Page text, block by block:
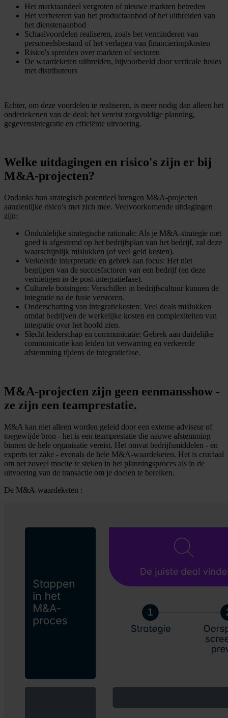
Het marktaandeel vergroten of nieuwe markten betreden
Het verbeteren van het productaanbod of het uitbreiden van
het dienstenaanbod
Schaalvoordelen realiseren, zoals het verminderen van
personeelsbestand of het verlagen van financieringskosten
Risico's spreiden over markten of sectoren
De waardeketen uitbreiden, bijvoorbeeld door verticale fusies
met distributeurs
Echter, om deze voordelen te realiseren, is meer nodig dan alleen het
ondertekenen van de deal: het vereist zorgvuldige planning,
gegevensintegratie en efficiënte uitvoering.
Welke uitdagingen en risico's zijn er bij
M&A-projecten?
Ondanks hun strategisch potentieel brengen M&A-projecten
aanzienlijke risico's met zich mee. Veelvoorkomende uitdagingen
zijn:
Onduidelijke strategische rationale: Als je M&A-strategie niet
goed is afgestemd op het bedrijfsplan van het bedrijf, zal deze
waarschijnlijk mislukken (of veel geld kosten).
Verkeerde interpretatie en gebrek aan focus: Het niet
begrijpen van de succesfactoren van een bedrijf (en deze
vernietigen in de post-integratiefase).
Culturele botsingen: Verschillen in bedrijfscultuur kunnen de
integratie na de fusie verstoren.
Onderschatting van integratiekosten: Veel deals mislukken
omdat bedrijven de werkelijke kosten en complexiteiten van
integratie over het hoofd zien.
Slecht leiderschap en communicatie: Gebrek aan duidelijke
communicatie kan leiden tot verwarring en verkeerde
afstemming tijdens de integratiefase.
M&A-projecten zijn geen eenmansshow -
ze zijn een teamprestatie.
M&A kan niet alleen worden geleid door een externe adviseur of
toegewijde bron - het is een teamprestatie die nauwe afstemming
binnen de hele organisatie vereist. Het omvat bedrijfsmiddelen - en
experts ter zake - evenals de hele M&A-waardeketen. Het is cruciaal
om net zoveel moeite te steken in het planningsproces als in de
uitvoering van de transactie om je doelen te bereiken.
De M&A-waardeketen :